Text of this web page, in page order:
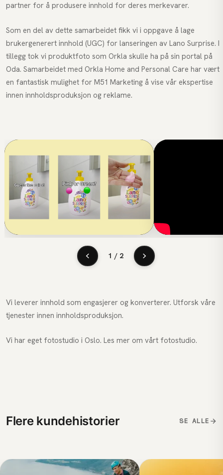
partner for å produsere innhold for deres merkevarer.
Som en del av dette samarbeidet fikk vi i oppgave å lage
brukergenerert innhold (UGC) for lanseringen av Lano Surprise. I
tillegg tok vi produktfoto som Orkla skulle ha på sin portal på
Oda. Samarbeidet med Orkla Home and Personal Care har vært
en fantastisk mulighet for M51 Marketing å vise vår ekspertise
innen innholdsproduksjon og reklame.
1 / 2
Vi leverer innhold som engasjerer og konverterer. Utforsk våre
tjenester innen innholdsproduksjon.
Vi har eget fotostudio i Oslo. Les mer om vårt fotostudio.
Flere kundehistorier SE ALLE